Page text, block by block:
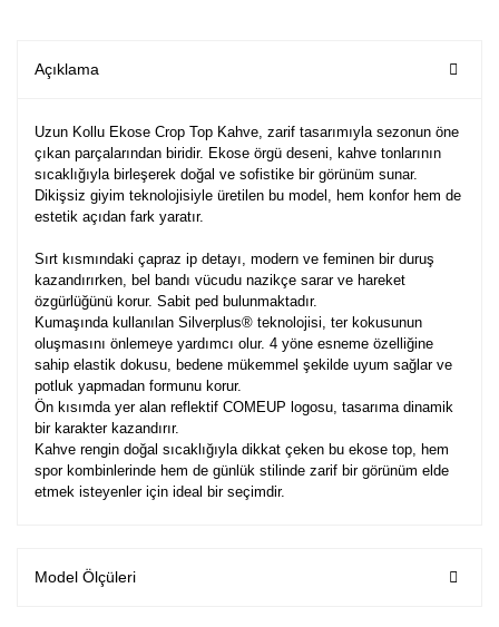
Açıklama
Uzun Kollu Ekose Crop Top Kahve, zarif tasarımıyla sezonun öne
çıkan parçalarından biridir. Ekose örgü deseni, kahve tonlarının
sıcaklığıyla birleşerek doğal ve sofistike bir görünüm sunar.
Dikişsiz giyim teknolojisiyle üretilen bu model, hem konfor hem de
estetik açıdan fark yaratır.
Sırt kısmındaki çapraz ip detayı, modern ve feminen bir duruş
kazandırırken, bel bandı vücudu nazikçe sarar ve hareket
özgürlüğünü korur. Sabit ped bulunmaktadır.
Kumaşında kullanılan Silverplus® teknolojisi, ter kokusunun
oluşmasını önlemeye yardımcı olur. 4 yöne esneme özelliğine
sahip elastik dokusu, bedene mükemmel şekilde uyum sağlar ve
potluk yapmadan formunu korur.
Ön kısımda yer alan reflektif COMEUP logosu, tasarıma dinamik
bir karakter kazandırır.
Kahve rengin doğal sıcaklığıyla dikkat çeken bu ekose top, hem
spor kombinlerinde hem de günlük stilinde zarif bir görünüm elde
etmek isteyenler için ideal bir seçimdir.
Model Ölçüleri